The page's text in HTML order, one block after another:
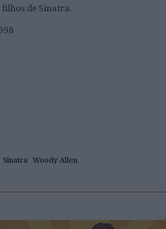
de Sinatra.
Sinatra Woody Allen